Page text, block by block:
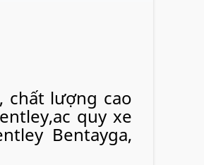
chất lượng cao
quy xe
Bentayga,